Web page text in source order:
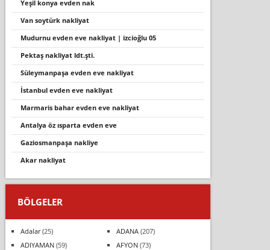
yeşil konya evden nak
van soytürk nakliyat
mudurnu evden eve nakli̇yat | i̇zci̇oğlu 05
pektaş nakliyat ldt.şti.
süleymanpaşa evden eve nakliyat
i̇stanbul evden eve nakliyat
marmaris bahar evden eve nakliyat
antalya öz ısparta evden eve
gaziosmanpaşa nakliye
akar nakliyat
BÖLGELER
Adalar(25) ADANA(207)
ADIYAMAN(59) AFYON(73)